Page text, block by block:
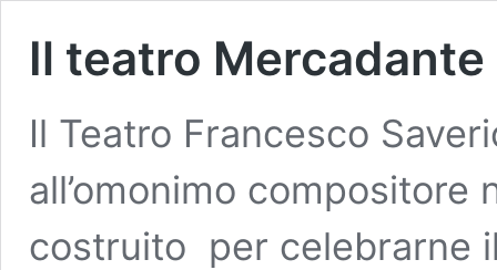
Il teatro Mercadante
Il Teatro Francesco
all’omonimo
costruito per celebrarne